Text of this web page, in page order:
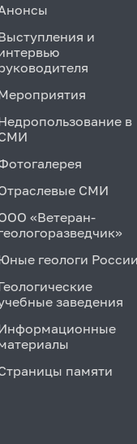
и
в
СМИ
«Ветеран-
геологи России
заведения
памяти